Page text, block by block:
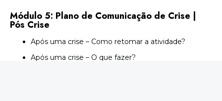
Módulo 5: Plano de Comunicação de Crise |
Pós Crise
Após uma crise – Como retomar a atividade?
Após uma crise – O que fazer?